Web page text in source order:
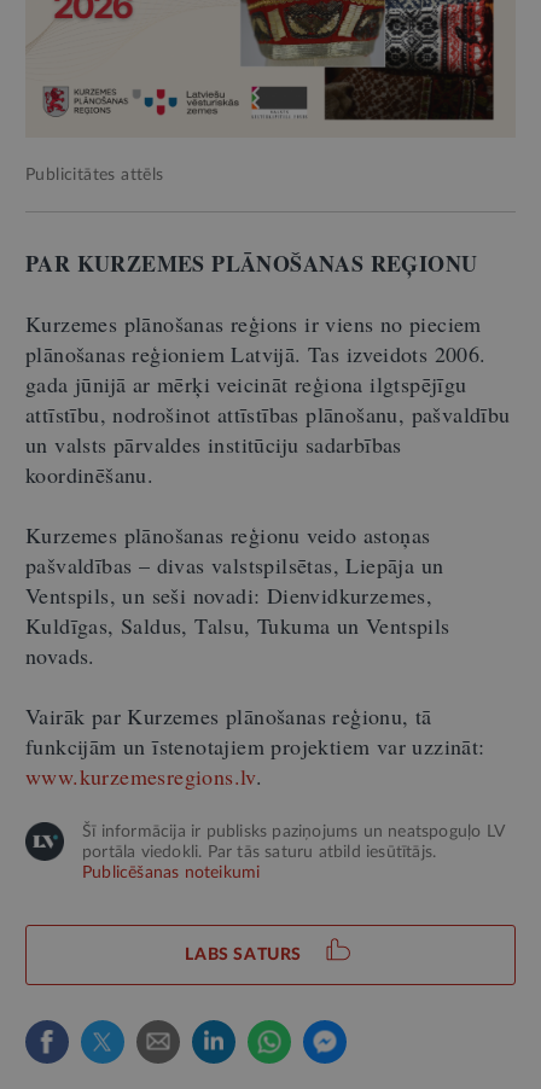
Publicitātes attēls
PAR KURZEMES PLĀNOŠANAS REĢIONU
Kurzemes plānošanas reģions ir viens no pieciem
plānošanas reģioniem Latvijā. Tas izveidots 2006.
gada jūnijā ar mērķi veicināt reģiona ilgtspējīgu
attīstību, nodrošinot attīstības plānošanu, pašvaldību
un valsts pārvaldes institūciju sadarbības
koordinēšanu.
Kurzemes plānošanas reģionu veido astoņas
pašvaldības – divas valstspilsētas, Liepāja un
Ventspils, un seši novadi: Dienvidkurzemes,
Kuldīgas, Saldus, Talsu, Tukuma un Ventspils
novads.
Vairāk par Kurzemes plānošanas reģionu, tā
funkcijām un īstenotajiem projektiem var uzzināt:
www.kurzemesregions.lv.
Šī informācija ir publisks paziņojums un neatspoguļo LV
portāla viedokli. Par tās saturu atbild iesūtītājs.
Publicēšanas noteikumi
LABS SATURS